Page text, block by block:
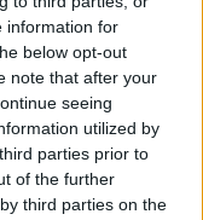
information for
below opt-out
note that after your
seeing
utilized by
parties prior to
of the further
third parties on the
benne,